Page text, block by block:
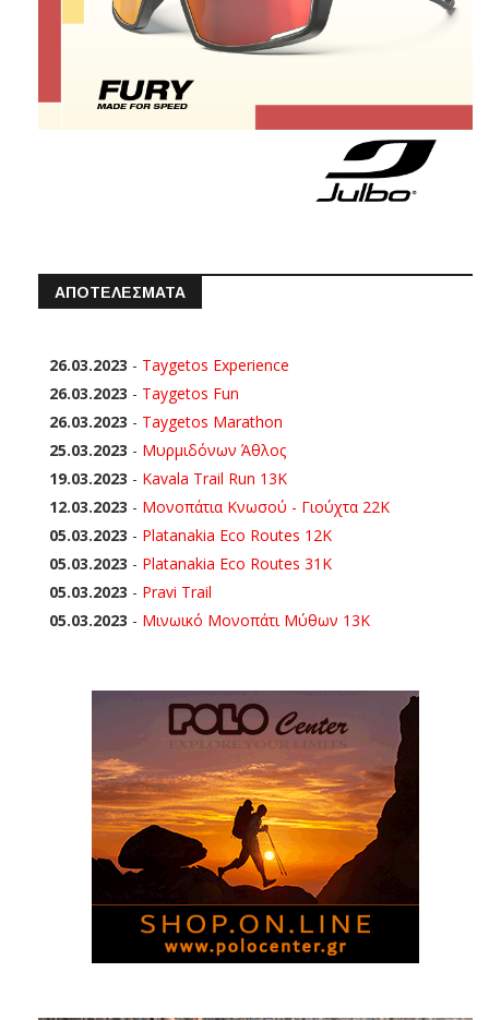
ΑΠΟΤΕΛΕΣΜΑΤΑ
26.03.2023 - Taygetos Experience
26.03.2023 - Taygetos Fun
26.03.2023 - Taygetos Marathon
25.03.2023 - Μυρμιδόνων Άθλος
19.03.2023 - Kavala Trail Run 13K
12.03.2023 - Μονοπάτια Κνωσού - Γιούχτα 22Κ
05.03.2023 - Platanakia Eco Routes 12K
05.03.2023 - Platanakia Eco Routes 31K
05.03.2023 - Pravi Trail
05.03.2023 - Μινωικό Μονοπάτι Μύθων 13Κ